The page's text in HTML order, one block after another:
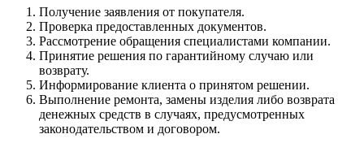
Получение заявления от покупателя.
Проверка предоставленных документов.
Рассмотрение обращения специалистами компании.
Принятие решения по гарантийному случаю или
возврату.
Информирование клиента о принятом решении.
Выполнение ремонта, замены изделия либо возврата
денежных средств в случаях, предусмотренных
законодательством и договором.